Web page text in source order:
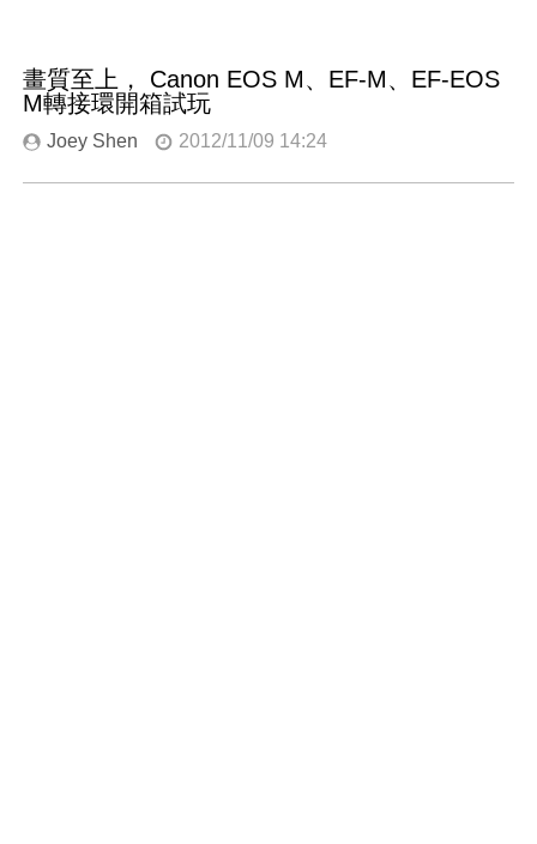
畫質至上， Canon EOS M、EF-M、EF-EOS
M轉接環開箱試玩
Joey Shen 2012/11/09 14:24